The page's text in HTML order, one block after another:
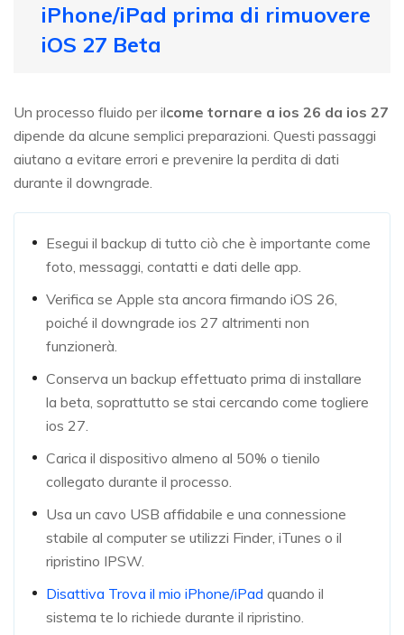
iPhone/iPad prima di rimuovere
iOS 27 Beta
Un processo fluido per ilcome tornare a ios 26 da ios 27
dipende da alcune semplici preparazioni. Questi passaggi
aiutano a evitare errori e prevenire la perdita di dati
durante il downgrade.
Esegui il backup di tutto ciò che è importante come
foto, messaggi, contatti e dati delle app.
Verifica se Apple sta ancora firmando iOS 26,
poiché il downgrade ios 27 altrimenti non
funzionerà.
Conserva un backup effettuato prima di installare
la beta, soprattutto se stai cercando come togliere
ios 27.
Carica il dispositivo almeno al 50% o tienilo
collegato durante il processo.
Usa un cavo USB affidabile e una connessione
stabile al computer se utilizzi Finder, iTunes o il
ripristino IPSW.
Disattiva Trova il mio iPhone/iPad quando il
sistema te lo richiede durante il ripristino.